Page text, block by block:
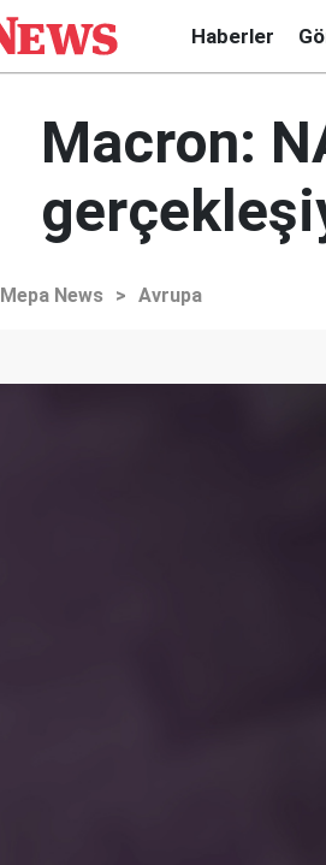
Haberler
Macron:
Mepa News > Avrupa